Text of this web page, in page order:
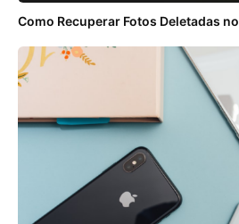
Como Recuperar Fotos Deletadas